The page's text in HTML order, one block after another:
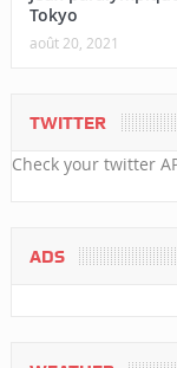
Tokyo
août 20, 2021
TWITTER
Check your twitter
ADS